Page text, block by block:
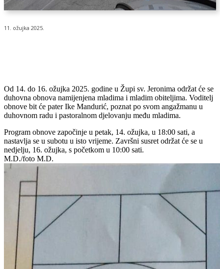
11. ožujka 2025.
Od 14. do 16. ožujka 2025. godine u Župi sv. Jeronima održat će se
duhovna obnova namijenjena mladima i mladim obiteljima. Voditelj
obnove bit će pater Ike Mandurić, poznat po svom angažmanu u
duhovnom radu i pastoralnom djelovanju među mladima.
Program obnove započinje u petak, 14. ožujka, u 18:00 sati, a
nastavlja se u subotu u isto vrijeme. Završni susret održat će se u
nedjelju, 16. ožujka, s početkom u 10:00 sati.
M.D./foto M.D.